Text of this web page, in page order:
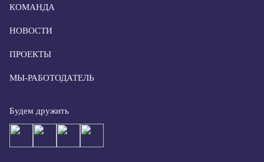
КОМАНДА
НОВОСТИ
ПРОЕКТЫ
МЫ-РАБОТОДАТЕЛЬ
Будем дружить